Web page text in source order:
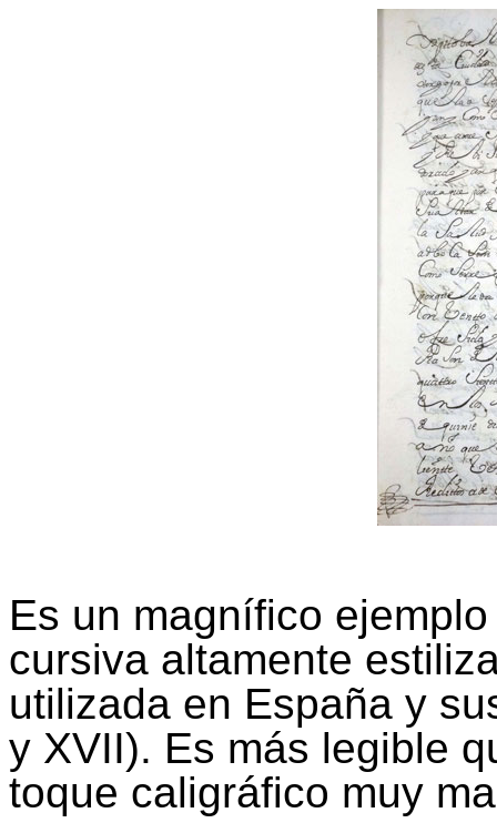
Es un magnífico
cursiva altamente
utilizada en España y
y XVII). Es más legible
toque caligráfico muy